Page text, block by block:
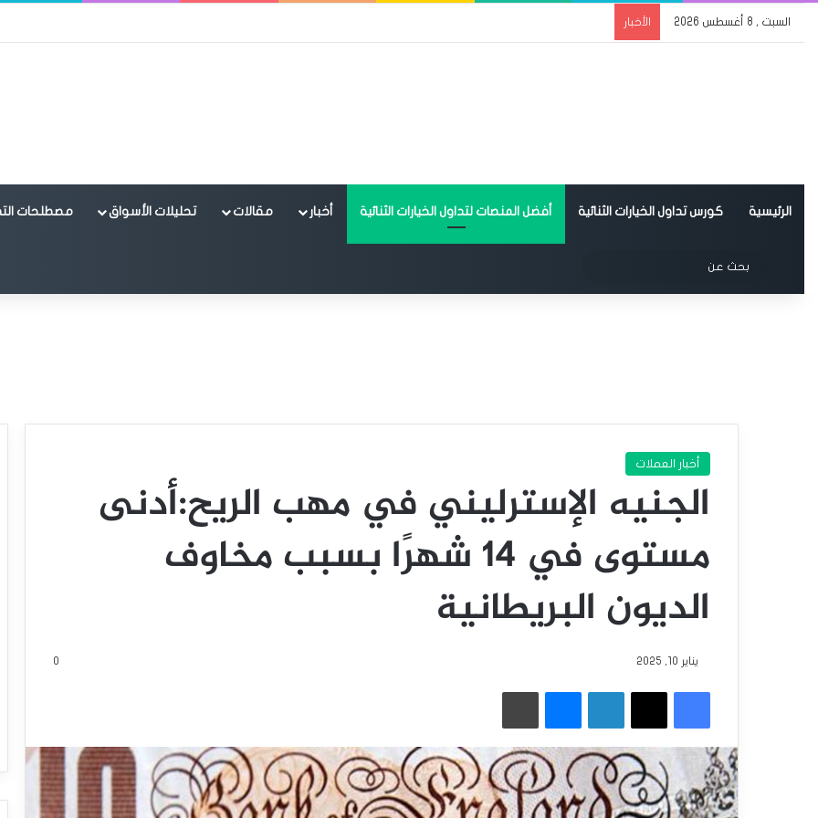
السبت , 8 أغسطس 2026 الأخبار
الرئيسية كورس تداول الخيارات الثنائية أفضل المنصات لتداول الخيارات الثنائية أخبار مقالات تحليلات الأسواق مصطلحات
الوضع المظلم
عن
أخبار العملات
الجنيه الإسترليني في مهب الريح:أدنى
مستوى في 14 شهرًا بسبب مخاوف
الديون البريطانية
يناير 10, 2025 0
فيسبوك
‫X لينكدإن ماسنجر طباعة